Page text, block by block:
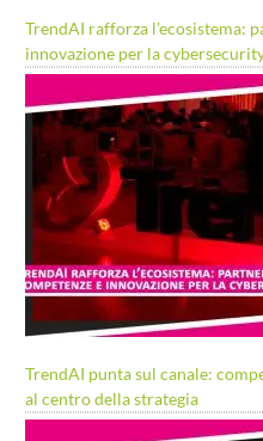
TrendAI rafforza l’ecosistema:
innovazione per la
TrendAI punta sul canale:
al centro della strategia